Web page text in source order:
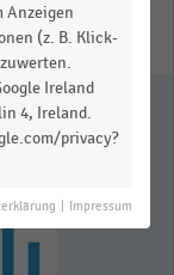
Anzeigen
(z. B. Klick-
Ireland
4, Ireland.
privacy?
Impressum